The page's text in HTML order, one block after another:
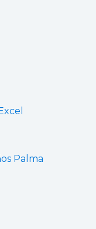
Palma